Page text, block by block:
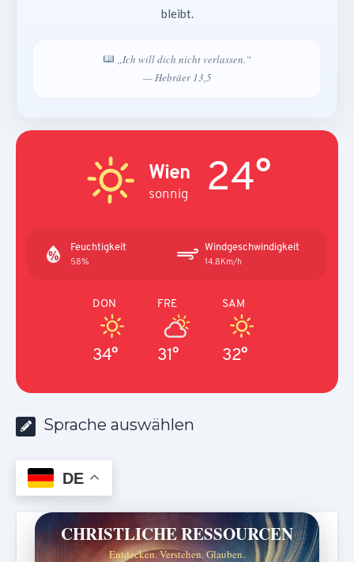
bleibt.
„Ich will dich nicht verlassen.“
— Hebräer 13,5
Wien
sonnig 24°
Feuchtigkeit
58%
Windgeschwindigkeit
14.8Km/h
DON
34°
FRE
31°
SAM
32°
Sprache auswählen
DE
CHRISTLICHE RESSOURCEN
Entdecken. Verstehen. Glauben.